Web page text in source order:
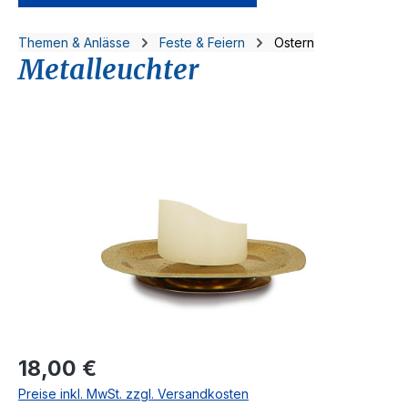
Themen & Anlässe Feste & Feiern Ostern
Metalleuchter
Regulärer Preis:
18,00 €
Preise inkl. MwSt. zzgl. Versandkosten